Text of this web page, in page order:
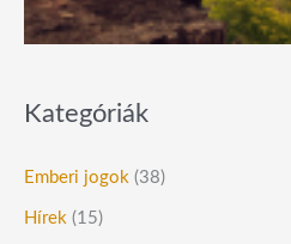
Kategóriák
Emberi jogok (38)
Hírek (15)